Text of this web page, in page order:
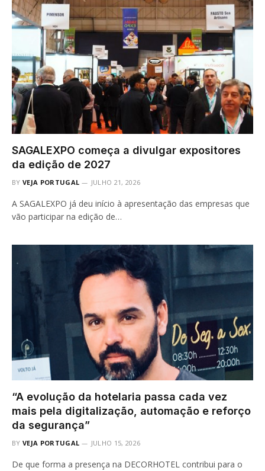
SAGALEXPO começa a divulgar expositores
da edição de 2027
BY VEJA PORTUGAL JULHO 21, 2026
A SAGALEXPO já deu início à apresentação das empresas que
vão participar na edição de…
“A evolução da hotelaria passa cada vez
mais pela digitalização, automação e reforço
da segurança”
BY VEJA PORTUGAL JULHO 15, 2026
De que forma a presença na DECORHOTEL contribui para o